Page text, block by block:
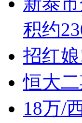
积约
招红
恒大
18万/